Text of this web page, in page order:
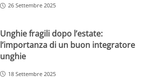
26 Settembre 2025
Unghie fragili dopo l’estate:
l’importanza di un buon integratore
unghie
18 Settembre 2025